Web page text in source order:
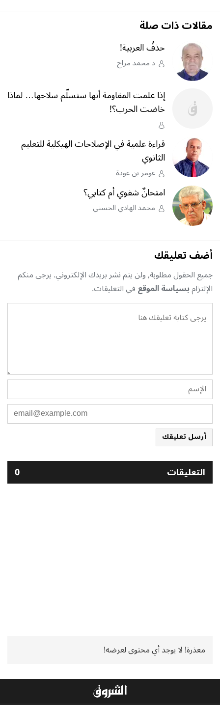
مقالات ذات صلة
حذفُ العربية!
د محمد مراح
إذا علمت المقاومة أنها ستسلّم سلاحها… لماذا
خاضت الحرب؟‎!‎
قراءة علمية في الإصلاحات الهيكلية للتعليم
الثانوي
عومر بن عودة
امتحانٌ شفوي أم كتابي؟
محمد الهادي الحسني
أضف تعليقك
جميع الحقول مطلوبة, ولن يتم نشر بريدك الإلكتروني. يرجى منكم
الإلتزامبسياسة الموقعفي التعليقات.
أرسل تعليقك
التعليقات 0
معذرة! لا يوجد أي محتوى لعرضه!